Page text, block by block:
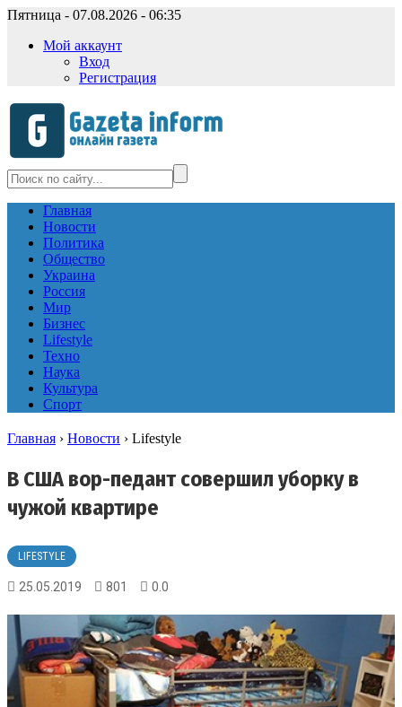
Пятница - 07.08.2026 - 06:35
Мой аккаунт
Вход
Регистрация
Главная
Новости
Политика
Общество
Украина
Россия
Мир
Бизнес
Lifestyle
Техно
Наука
Культура
Спорт
Главная › Новости › Lifestyle
В США вор-педант совершил уборку в
чужой квартире
LIFESTYLE
25.05.2019 801 0.0